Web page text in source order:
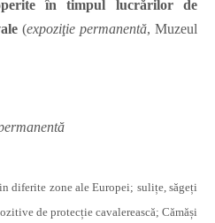
în timpul lucrărilor de
(expoziţie permanentă, Muzeul
diferite zone ale Europei; sulițe, săgeți
de protecție cavalerească; Cămăși